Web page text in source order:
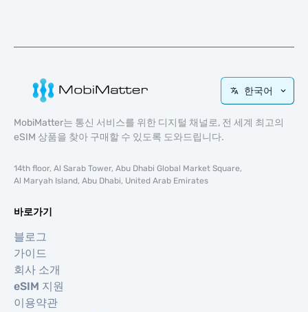
한국어
MobiMatter는 통신 서비스를 위한 디지털 채널로, 전 세계 최고의
eSIM 상품을 찾아 구매할 수 있도록 도와드립니다.
14th floor, Al Sarab Tower, Abu Dhabi Global Market Square,
Al Maryah Island, Abu Dhabi, United Arab Emirates
바로가기
블로그
가이드
회사 소개
eSIM 지원
이용약관